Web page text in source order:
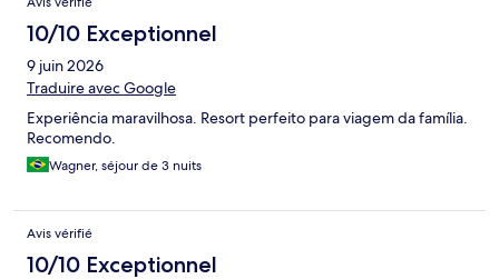
10/10 Exceptionnel
9 juin 2026
Traduire avec Google
Experiência maravilhosa. Resort perfeito para viagem da família.
Recomendo.
Wagner, séjour de 3 nuits
Avis vérifié
10/10 Exceptionnel